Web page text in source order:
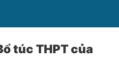
túc THPT của